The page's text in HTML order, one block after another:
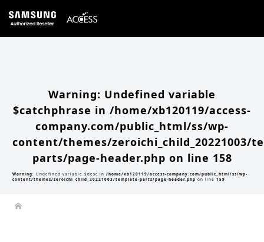
Warning : Attempt to read property "slug" on null in
company.com/public_html/ss/wp-content/themes/zeroichi_child_20221003/single.php
Warning: Undefined variable
$catchphrase in /home/xb120119/access-
company.com/public_html/ss/wp-
content/themes/zeroichi_child_20221003/
parts/page-header.php on line 158
Warning: Undefined variable $desc in /home/xb120119/access-company.com/public_html/ss/wp-
content/themes/zeroichi_child_20221003/template-parts/page-header.php on line 159